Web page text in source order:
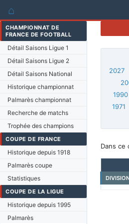
⌂
CHAMPIONNAT DE
FRANCE DE FOOTBALL
Détail Saisons Ligue 1
Détail Saisons Ligue 2
Détail Saisons National
Historique championnat
Palmarès championnat
Recherche de matchs
Trophée des champions
COUPE DE FRANCE
Historique depuis 1918
Palmarès coupe
Statistiques
COUPE DE LA LIGUE
Historique depuis 1995
Palmarès
2027
1990
1971
Dans ce